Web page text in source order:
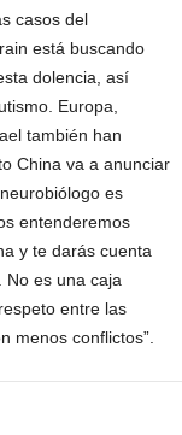
casos del
está buscando
dolencia, así
Europa,
también han
China va a anunciar
es
entenderemos
y te darás cuenta
No es una caja
entre las
menos conflictos”.